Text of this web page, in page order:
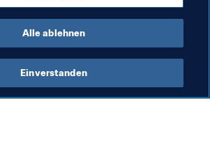
Alle ablehnen
Einverstanden